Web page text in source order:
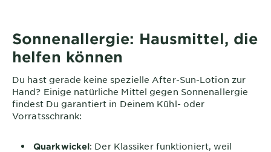
Sonnenallergie: Hausmittel, die
helfen können
Du hast gerade keine spezielle After-Sun-Lotion zur
Hand? Einige natürliche Mittel gegen Sonnenallergie
findest Du garantiert in Deinem Kühl- oder
Vorratsschrank:
Quarkwickel: Der Klassiker funktioniert, weil